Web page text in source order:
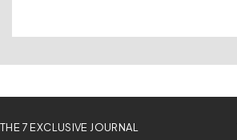
THE 7 EXCLUSIVE JOURNAL